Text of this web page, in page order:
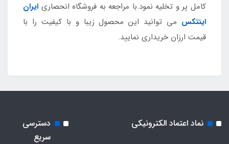
کامل پر و تخلیه نمود.با مراجعه به فروشگاه انحصاری ایران
اینتکس می توانید این محصول زیبا و با کیفیت را با
قیمت ارزان خریداری نمایید.
نماد اعتماد الکترونیکی
دسترسی
سریع